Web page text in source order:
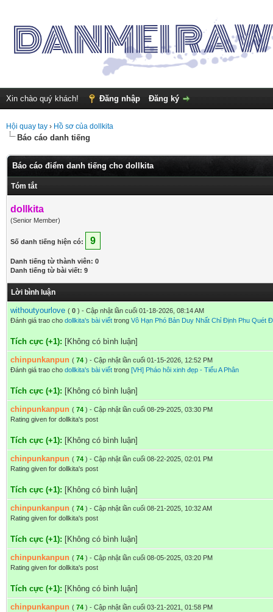
Xin chào quý khách! Đăng nhập Đăng ký
Hội quay tay › Hồ sơ của dollkita
Báo cáo danh tiếng
Báo cáo điểm danh tiếng cho dollkita
Tóm tắt
dollkita
(Senior Member)
Số danh tiếng hiện có: 9
Danh tiếng từ thành viên: 0
Danh tiếng từ bài viết: 9
Lời bình luận
withoutyourlove ( 0 ) - Cập nhật lần cuối 01-18-2026, 08:14 AM
Đánh giá trao cho dollkita's bài viết trong Vô Hạn Phó Bản Duy Nhất Chỉ Định Phu Quét
Tích cực (+1): [Không có bình luận]
chinpunkanpun ( 74 ) - Cập nhật lần cuối 01-15-2026, 12:52 PM
Đánh giá trao cho dollkita's bài viết trong [VH] Pháo hôi xinh đẹp - Tiểu A Phân
Tích cực (+1): [Không có bình luận]
chinpunkanpun ( 74 ) - Cập nhật lần cuối 08-29-2025, 03:30 PM
Rating given for dollkita's post
Tích cực (+1): [Không có bình luận]
chinpunkanpun ( 74 ) - Cập nhật lần cuối 08-22-2025, 02:01 PM
Rating given for dollkita's post
Tích cực (+1): [Không có bình luận]
chinpunkanpun ( 74 ) - Cập nhật lần cuối 08-21-2025, 10:32 AM
Rating given for dollkita's post
Tích cực (+1): [Không có bình luận]
chinpunkanpun ( 74 ) - Cập nhật lần cuối 08-05-2025, 03:20 PM
Rating given for dollkita's post
Tích cực (+1): [Không có bình luận]
chinpunkanpun ( 74 ) - Cập nhật lần cuối 03-21-2021, 01:58 PM